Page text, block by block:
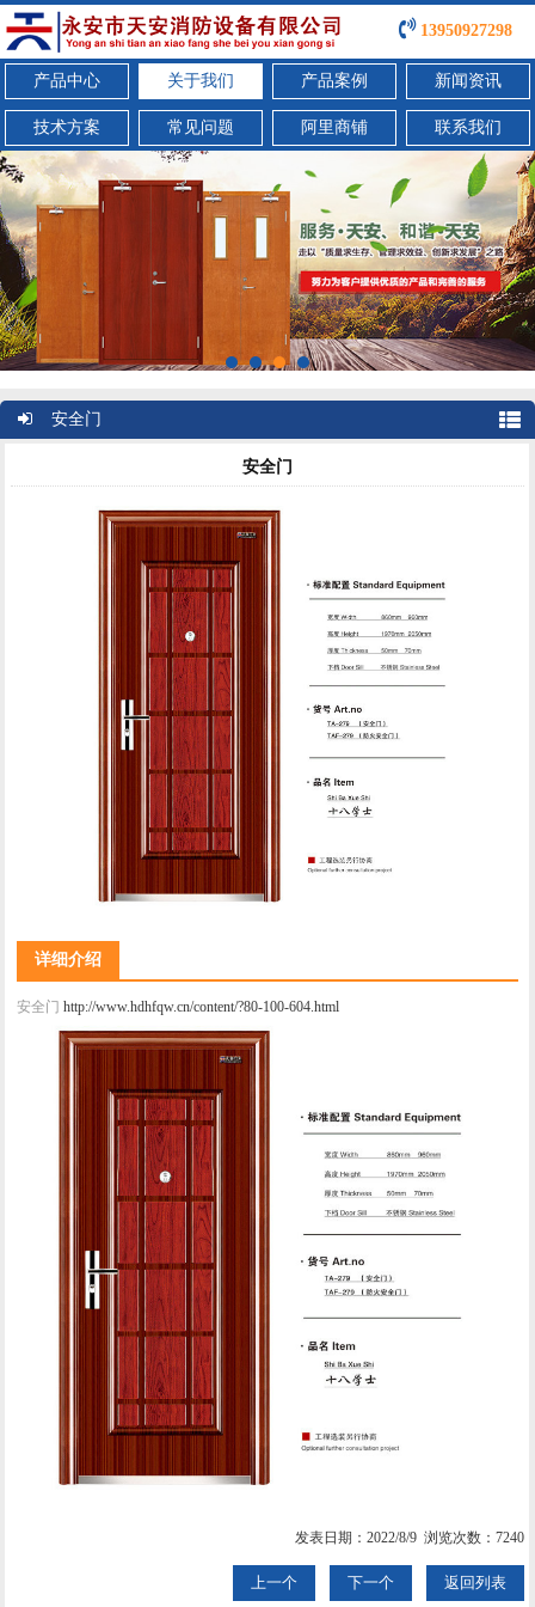
13950927298
产品中心 关于我们 产品案例 新闻资讯
技术方案 常见问题 阿里商铺 联系我们
安全门
安全门
详细介绍
安全门 http://www.hdhfqw.cn/content/?80-100-604.html
发表日期：2022/8/9 浏览次数：7240
上一个 下一个 返回列表